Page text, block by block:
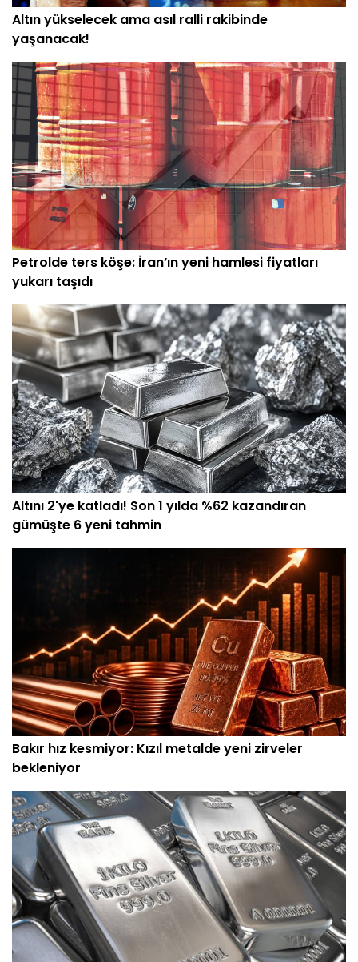
Altın yükselecek ama asıl ralli rakibinde
yaşanacak!
Petrolde ters köşe: İran’ın yeni hamlesi fiyatları
yukarı taşıdı
Altını 2'ye katladı! Son 1 yılda %62 kazandıran
gümüşte 6 yeni tahmin
Bakır hız kesmiyor: Kızıl metalde yeni zirveler
bekleniyor